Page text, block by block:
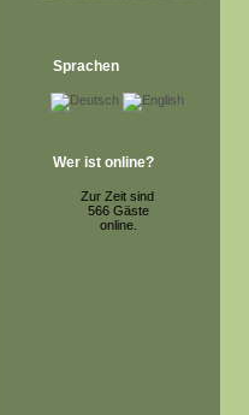
Sprachen
Wer ist online?
Zur Zeit sind
566 Gäste
online.